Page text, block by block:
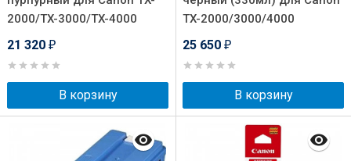
2000/TX-3000/TX-4000
21 320 ₽
В корзину
TX-2000/3000/4000
25 650 ₽
В корзину